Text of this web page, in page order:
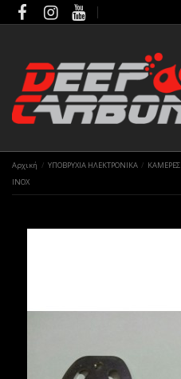
Αρχική ΥΠΟΒΡΥΧΙΑ ΗΛΕΚΤΡΟΝΙΚΑ ΚΑΜΕΡΕΣ
INOX